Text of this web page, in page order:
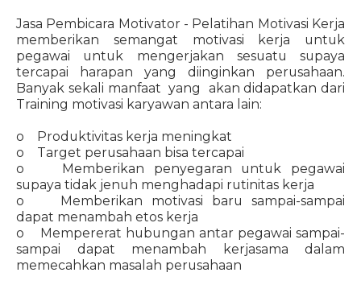
Jasa Pembicara Motivator - Pelatihan Motivasi Kerja
memberikan semangat motivasi kerja untuk
pegawai untuk mengerjakan sesuatu supaya
tercapai harapan yang diinginkan perusahaan.
Banyak sekali manfaat yang akan didapatkan dari
Training motivasi karyawan antara lain:
o Produktivitas kerja meningkat
o Target perusahaan bisa tercapai
o Memberikan penyegaran untuk pegawai
supaya tidak jenuh menghadapi rutinitas kerja
o Memberikan motivasi baru sampai-sampai
dapat menambah etos kerja
o Mempererat hubungan antar pegawai sampai-
sampai dapat menambah kerjasama dalam
memecahkan masalah perusahaan